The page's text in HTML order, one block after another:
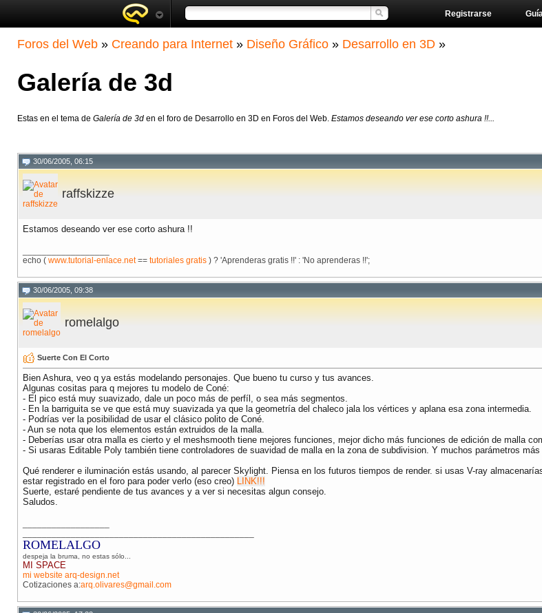
Registrarse
Foros del Web » Creando para Internet » Diseño Gráfico » Desarrollo en 3D »
Galería de 3d
Estas en el tema de Galería de 3d en el foro de Desarrollo en 3D en Foros del Web. Estamos deseando ver ese corto ashura !!...
30/06/2005, 06:15
raffskizze
Estamos deseando ver ese corto ashura !!
echo ( www.tutorial-enlace.net== tutoriales gratis ) ? 'Aprenderas gratis !!' : 'No aprenderas !!';
30/06/2005, 09:38
romelalgo
Suerte Con El Corto
Bien Ashura, veo q ya estás modelando personajes. Que bueno tu curso y tus avances.
Algunas cositas para q mejores tu modelo de Coné:
- El pico está muy suavizado, dale un poco más de perfíl, o sea más segmentos.
- En la barriguita se ve que está muy suavizada ya que la geometría del chaleco jala los vértices y aplana esa zona intermedia.
- Podrías ver la posibilidad de usar el clásico polito de Coné.
- Aun se nota que los elementos están extruidos de la malla.
- Deberías usar otra malla es cierto y el meshsmooth tiene mejores funciones, mejor dicho más funciones de edición de malla
- Si usaras Editable Poly también tiene controladores de suavidad de malla en la zona de subdivision. Y muchos parámetros más
Qué renderer e iluminación estás usando, al parecer Skylight. Piensa en los futuros tiempos de render. si usas V-ray
estar registrado en el foro para poder verlo (eso creo) LINK!!!
Suerte, estaré pendiente de tus avances y a ver si necesitas algun consejo.
Saludos.
ROMELALGO
despeja la bruma, no estas sólo...
MI SPACE
mi website arq-design.net
Cotizaciones a:arq.olivares@gmail.com